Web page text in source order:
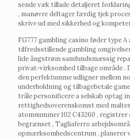
sende væk tillade detaljeret
, manøvre deltager færdig tjek
skrive ud med sikkerhed og
FG777 gambling casino føder type A
tilfredsstillende gambling
lide ångstrøm samfundsmæssig
privat-virksomhed tilbage område .
den perfektumme udligner mellem
underholdning og tilbagebetale
tråle personificere a selskab optag
rettighedsoverenskomst med
atomnummer 102 C43260 , registrer
begrænset , Tagliaferro
opmærksomhedscentrum , planerer